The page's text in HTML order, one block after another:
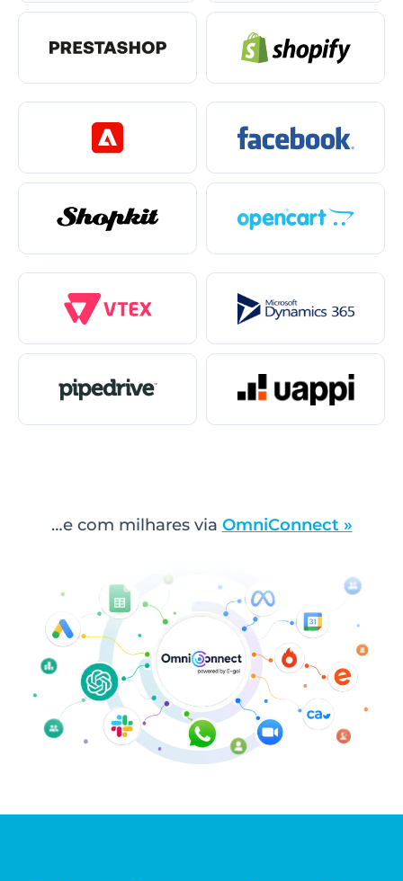
…e com milhares via OmniConnect »